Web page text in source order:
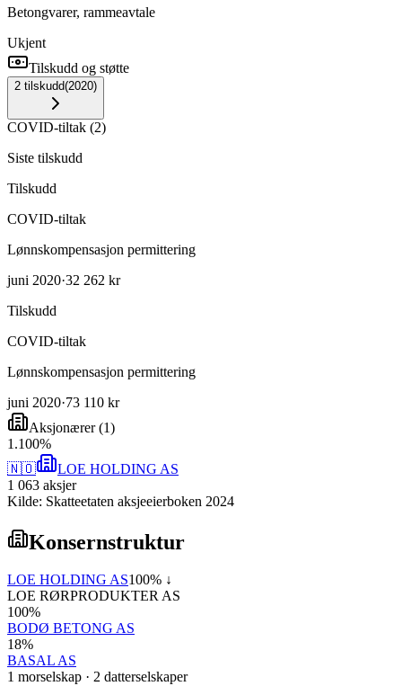
Betongvarer, rammeavtale
Ukjent
Tilskudd og støtte
2 tilskudd(2020)
COVID-tiltak (2)
Siste tilskudd
Tilskudd
COVID-tiltak
Lønnskompensasjon permittering
juni 2020·32 262 kr
Tilskudd
COVID-tiltak
Lønnskompensasjon permittering
juni 2020·73 110 kr
Aksjonærer(1)
1 .100%
🇳🇴
LOE HOLDING AS
1 063 aksjer
Kilde: Skatteetaten aksjeeierboken 2024
Konsernstruktur
LOE HOLDING AS100% ↓
LOE RØRPRODUKTER AS
100%
BODØ BETONG AS
18%
BASAL AS
1 morselskap · 2 datterselskaper